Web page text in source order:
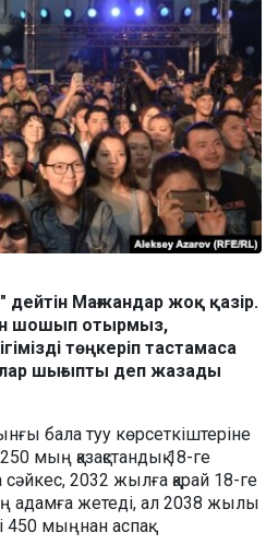
дейтін Мағжандар жоқ қазір.
шошып отырмыз,
төңкеріп тастамаса
шығыпты деп жазады
бала туу көрсеткіштеріне
мың қазақстандық 18-ге
2032 жылға қарай 18-ге
адамға жетеді, ал 2038 жылы
450 мыңнан аспақ.